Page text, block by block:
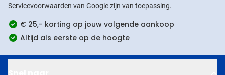
Servicevoorwaarden van Googlezijn van toepassing.
€ 25,- korting op jouw volgende aankoop
Altijd als eerste op de hoogte